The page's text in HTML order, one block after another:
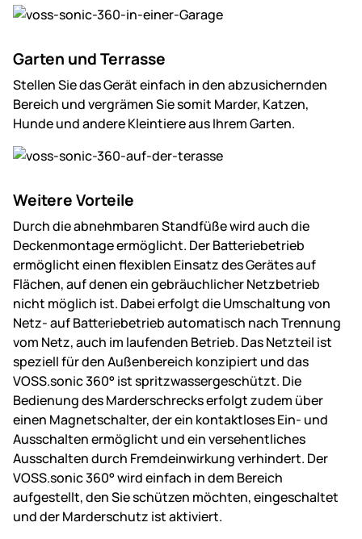
Garten und Terrasse
Stellen Sie das Gerät einfach in den abzusichernden
Bereich und vergrämen Sie somit Marder, Katzen,
Hunde und andere Kleintiere aus Ihrem Garten.
Weitere Vorteile
Durch die abnehmbaren Standfüße wird auch die
Deckenmontage ermöglicht. Der Batteriebetrieb
ermöglicht einen flexiblen Einsatz des Gerätes auf
Flächen, auf denen ein gebräuchlicher Netzbetrieb
nicht möglich ist. Dabei erfolgt die Umschaltung von
Netz- auf Batteriebetrieb automatisch nach Trennung
vom Netz, auch im laufenden Betrieb. Das Netzteil ist
speziell für den Außenbereich konzipiert und das
VOSS.sonic 360° ist spritzwassergeschützt. Die
Bedienung des Marderschrecks erfolgt zudem über
einen Magnetschalter, der ein kontaktloses Ein- und
Ausschalten ermöglicht und ein versehentliches
Ausschalten durch Fremdeinwirkung verhindert. Der
VOSS.sonic 360° wird einfach in dem Bereich
aufgestellt, den Sie schützen möchten, eingeschaltet
und der Marderschutz ist aktiviert.